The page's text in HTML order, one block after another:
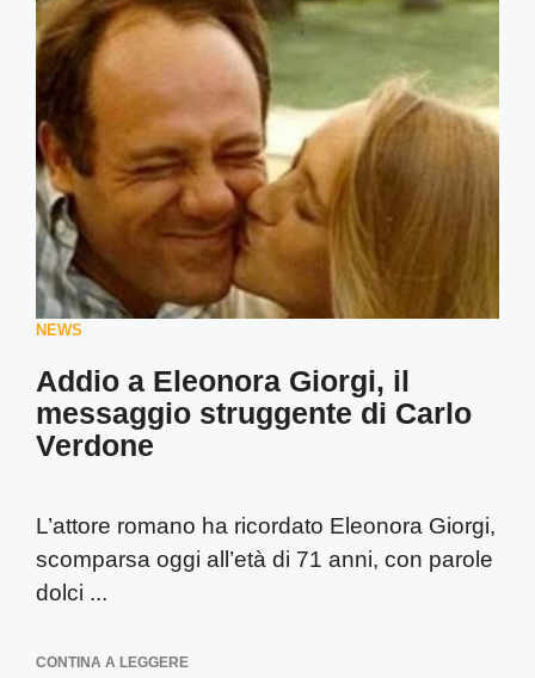
NEWS
Addio a Eleonora Giorgi, il
messaggio struggente di Carlo
Verdone
L’attore romano ha ricordato Eleonora Giorgi,
scomparsa oggi all’età di 71 anni, con parole
dolci ...
CONTINA A LEGGERE